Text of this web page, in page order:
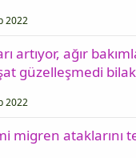
2022
artıyor, ağır
güzelleşmedi
2022
migren ataklarını